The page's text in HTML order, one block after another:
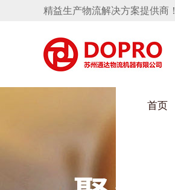
精益生产物流解决方案提供商！
首页
汽车行业